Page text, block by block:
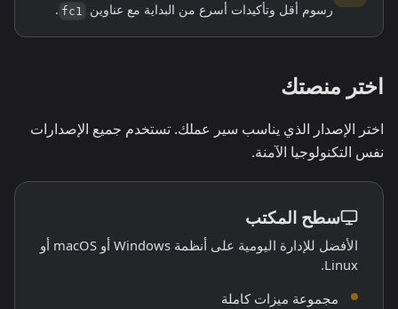
رسوم أقل وتأكيدات أسرع من البداية مع عناوين fc1
.
اختر منصتك
اختر الإصدار الذي يناسب سير عملك. تستخدم جميع الإصدارات
نفس التكنولوجيا الآمنة.
سطح المكتب
الأفضل للإدارة اليومية على أنظمة Windows أو macOS أو
Linux.
مجموعة ميزات كاملة